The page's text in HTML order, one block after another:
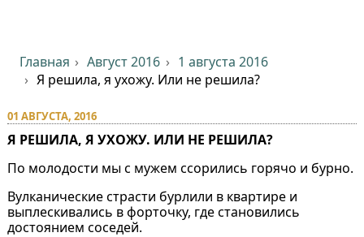
Главная Август 2016
1 августа 2016
Я решила, я ухожу. Или не решила?
01 АВГУСТА, 2016
Я РЕШИЛА, Я УХОЖУ. ИЛИ НЕ РЕШИЛА?
По молодости мы с мужем ссорились горячо и бурно.
Вулканические страсти бурлили в квартире и
выплескивались в форточку, где становились
достоянием соседей.